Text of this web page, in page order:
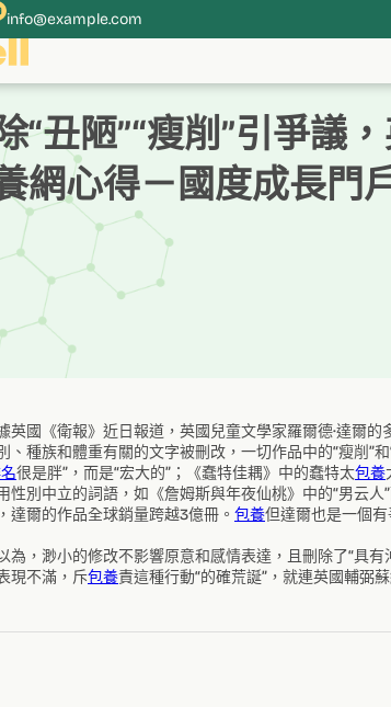
info@example.com
“丑陋”“瘦削”引爭議
網心得－國度成長門
英國《衛報》近日報道，英國兒童文學家羅爾德·達爾
、種族和體重有關的文字被刪改，一切作品中的“瘦削”
很是胖”，而是“宏大的”；《蠢特佳耦》中的蠢特太包養
別中立的詞語，如《詹姆斯與年夜仙桃》中的“男云人”
達爾的作品全球銷量跨越3億冊。 包養但達爾也是一個
為，渺小的修改不影響原意和感情表達，且刪除了“具
現不滿，斥包養責這種行動“的確荒誕”，就連英國輔弼